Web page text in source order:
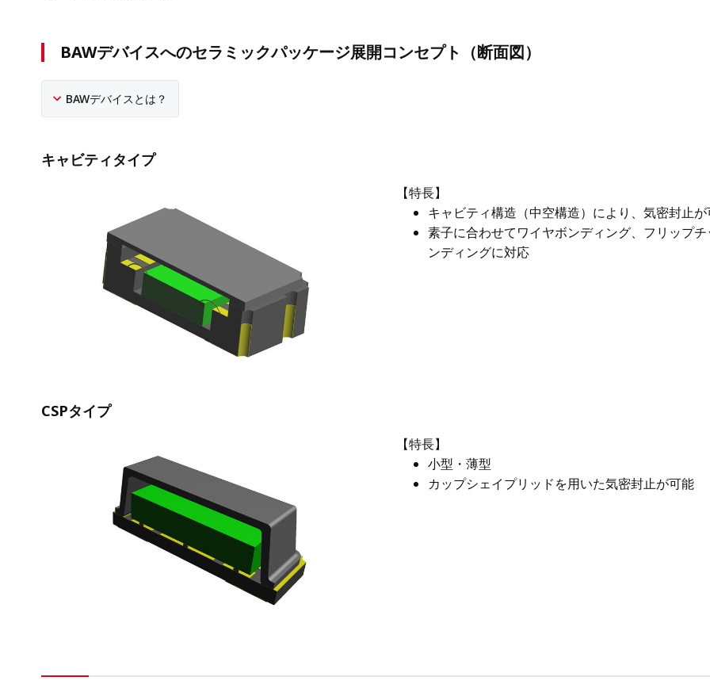
BAWデバイスへのセラミックパッケージ展開コンセプト（断面図）
BAWデバイスとは？
キャビティタイプ
【特長】
キャビティ構造（中空構造）により、気密封止
素子に合わせてワイヤボンディング、フリップ
ンディングに対応
CSPタイプ
【特長】
小型・薄型
カップシェイプリッドを用いた気密封止が可能